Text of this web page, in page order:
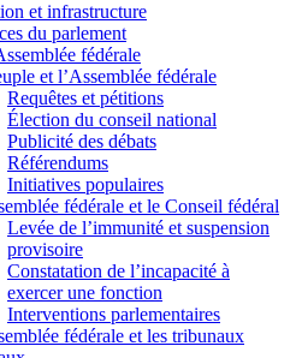
et infrastructure
du parlement
fédérale
et l’Assemblée fédérale
Requêtes et pétitions
Élection du conseil national
Publicité des débats
Référendums
Initiatives populaires
fédérale et le Conseil fédéral
Levée de l’immunité et suspension
provisoire
Constatation de l’incapacité à
exercer une fonction
Interventions parlementaires
fédérale et les tribunaux